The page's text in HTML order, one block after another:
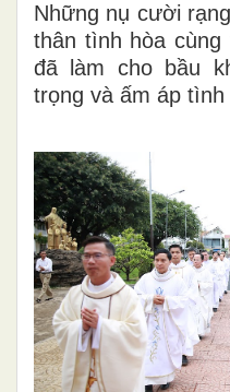
Những nụ cười
thân tình hòa cùng
đã làm cho bầu
trọng và ấm áp tình